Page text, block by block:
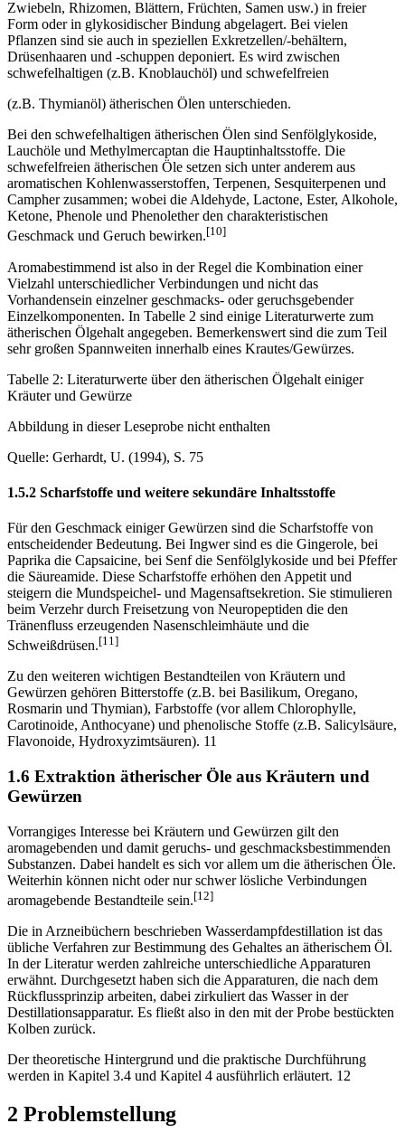
Zwiebeln, Rhizomen, Blättern, Früchten, Samen usw.) in freier
Form oder in glykosidischer Bindung abgelagert. Bei vielen
Pflanzen sind sie auch in speziellen Exkretzellen/-behältern,
Drüsenhaaren und -schuppen deponiert. Es wird zwischen
schwefelhaltigen (z.B. Knoblauchöl) und schwefelfreien
(z.B. Thymianöl) ätherischen Ölen unterschieden.
Bei den schwefelhaltigen ätherischen Ölen sind Senfölglykoside,
Lauchöle und Methylmercaptan die Hauptinhaltsstoffe. Die
schwefelfreien ätherischen Öle setzen sich unter anderem aus
aromatischen Kohlenwasserstoffen, Terpenen, Sesquiterpenen und
Campher zusammen; wobei die Aldehyde, Lactone, Ester, Alkohole,
Ketone, Phenole und Phenolether den charakteristischen
Geschmack und Geruch bewirken.[10]
Aromabestimmend ist also in der Regel die Kombination einer
Vielzahl unterschiedlicher Verbindungen und nicht das
Vorhandensein einzelner geschmacks- oder geruchsgebender
Einzelkomponenten. In Tabelle 2 sind einige Literaturwerte zum
ätherischen Ölgehalt angegeben. Bemerkenswert sind die zum Teil
sehr großen Spannweiten innerhalb eines Krautes/Gewürzes.
Tabelle 2: Literaturwerte über den ätherischen Ölgehalt einiger
Kräuter und Gewürze
Abbildung in dieser Leseprobe nicht enthalten
Quelle: Gerhardt, U. (1994), S. 75
1.5.2 Scharfstoffe und weitere sekundäre Inhaltsstoffe
Für den Geschmack einiger Gewürzen sind die Scharfstoffe von
entscheidender Bedeutung. Bei Ingwer sind es die Gingerole, bei
Paprika die Capsaicine, bei Senf die Senfölglykoside und bei Pfeffer
die Säureamide. Diese Scharfstoffe erhöhen den Appetit und
steigern die Mundspeichel- und Magensaftsekretion. Sie stimulieren
beim Verzehr durch Freisetzung von Neuropeptiden die den
Tränenfluss erzeugenden Nasenschleimhäute und die
Schweißdrüsen.[11]
Zu den weiteren wichtigen Bestandteilen von Kräutern und
Gewürzen gehören Bitterstoffe (z.B. bei Basilikum, Oregano,
Rosmarin und Thymian), Farbstoffe (vor allem Chlorophylle,
Carotinoide, Anthocyane) und phenolische Stoffe (z.B. Salicylsäure,
Flavonoide, Hydroxyzimtsäuren). 11
1.6 Extraktion ätherischer Öle aus Kräutern und
Gewürzen
Vorrangiges Interesse bei Kräutern und Gewürzen gilt den
aromagebenden und damit geruchs- und geschmacksbestimmenden
Substanzen. Dabei handelt es sich vor allem um die ätherischen Öle.
Weiterhin können nicht oder nur schwer lösliche Verbindungen
aromagebende Bestandteile sein.[12]
Die in Arzneibüchern beschrieben Wasserdampfdestillation ist das
übliche Verfahren zur Bestimmung des Gehaltes an ätherischem Öl.
In der Literatur werden zahlreiche unterschiedliche Apparaturen
erwähnt. Durchgesetzt haben sich die Apparaturen, die nach dem
Rückflussprinzip arbeiten, dabei zirkuliert das Wasser in der
Destillationsapparatur. Es fließt also in den mit der Probe bestückten
Kolben zurück.
Der theoretische Hintergrund und die praktische Durchführung
werden in Kapitel 3.4 und Kapitel 4 ausführlich erläutert. 12
2 Problemstellung